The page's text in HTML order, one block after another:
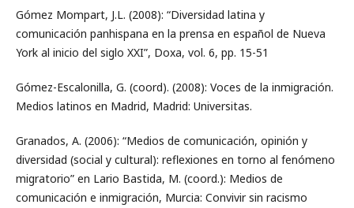
Gómez Mompart, J.L. (2008): “Diversidad latina y
comunicación panhispana en la prensa en español de Nueva
York al inicio del siglo XXI”, Doxa, vol. 6, pp. 15-51
Gómez-Escalonilla, G. (coord). (2008): Voces de la inmigración.
Medios latinos en Madrid, Madrid: Universitas.
Granados, A. (2006): “Medios de comunicación, opinión y
diversidad (social y cultural): reflexiones en torno al fenómeno
migratorio” en Lario Bastida, M. (coord.): Medios de
comunicación e inmigración, Murcia: Convivir sin racismo